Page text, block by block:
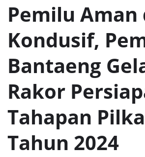
Pemilu Aman
Kondusif,
Bantaeng
Rakor
Tahapan
Tahun 2024